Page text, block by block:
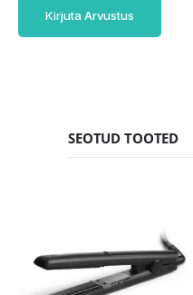
Kirjuta Arvustus
SEOTUD TOOTED